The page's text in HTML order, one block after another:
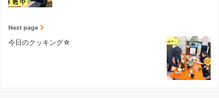
Next page
今日のクッキング☆